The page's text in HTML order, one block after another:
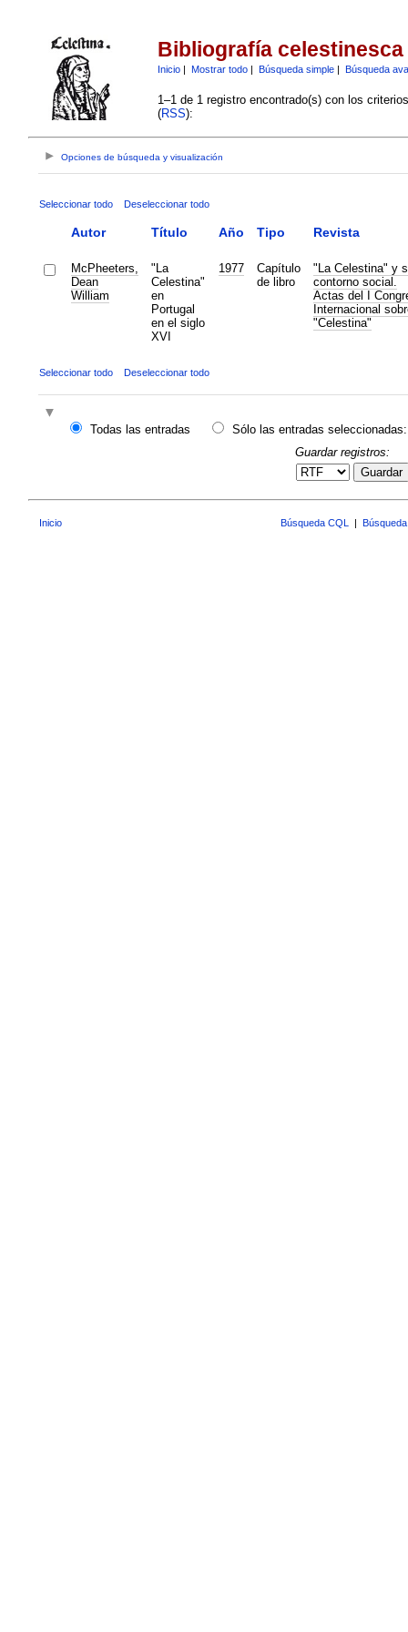
Bibliografía celestinesca
Inicio| Mostrar todo| Búsqueda simple| Búsqueda
1–1 de 1 registro encontrado(s) con los
(RSS):
Opciones de búsqueda y visualización
Seleccionar todo Deseleccionar todo
Autor Título Año Tipo Revista
McPheeters,
Dean
William
"La
Celestina"
en
Portugal
en el siglo
XVI
1977
Capítulo
de libro
"La Celestina" y
contorno social.
Actas del I
Internacional
"Celestina"
Seleccionar todo Deseleccionar todo
Todas las entradas
Sólo las entradas seleccionadas:
Guardar registros:
Guardar
Inicio Búsqueda CQL